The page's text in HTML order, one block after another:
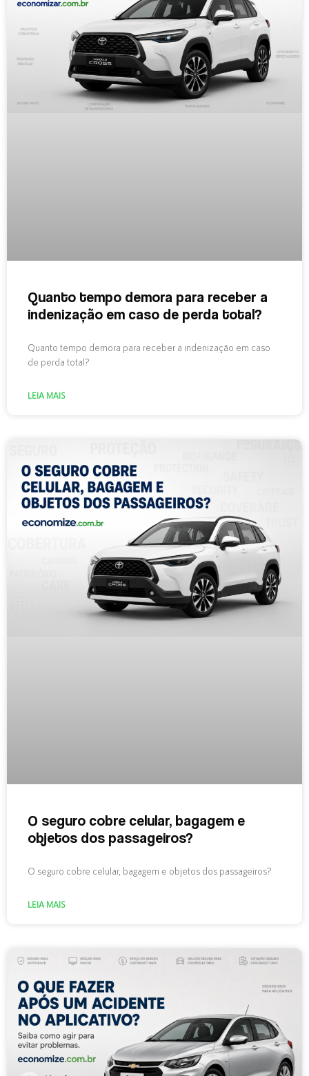
Quanto tempo demora para receber a
indenização em caso de perda total?
Quanto tempo demora para receber a indenização em caso
de perda total?
LEIA MAIS
O seguro cobre celular, bagagem e
objetos dos passageiros?
O seguro cobre celular, bagagem e objetos dos passageiros?
LEIA MAIS